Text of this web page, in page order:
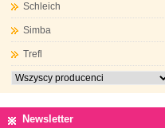
Schleich
Simba
Trefl
Newsletter